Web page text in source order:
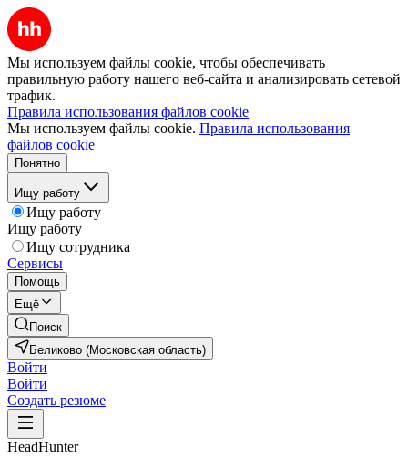
Мы используем файлы cookie, чтобы обеспечивать
правильную работу нашего веб-сайта и анализировать сетевой
трафик.
Правила использования файлов cookie
Мы используем файлы cookie. Правила использования
файлов cookie
Понятно
Ищу работу
Ищу работу
Ищу работу
Ищу сотрудника
Сервисы
Помощь
Ещё
Поиск
Беликово (Московская область)
Войти
Войти
Создать резюме
HeadHunter